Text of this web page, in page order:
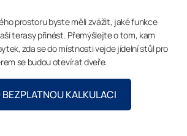
prostoru byste měli zvážit, jaké funkce
terasy přinést. Přemýšlejte o tom, kam
zda se do místnosti vejde jídelní stůl pro
se budou otevírat dveře.
KALKULACI